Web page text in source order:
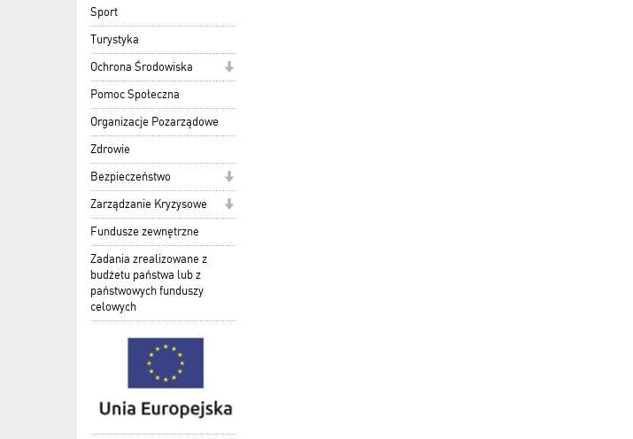
Sport
Turystyka
Ochrona Środowiska
Pomoc Społeczna
Organizacje Pozarządowe
Zdrowie
Bezpieczeństwo
Zarządzanie Kryzysowe
Fundusze zewnętrzne
Zadania zrealizowane z
budżetu państwa lub z
państwowych funduszy
celowych